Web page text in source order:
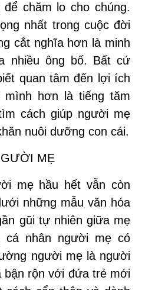
chăm lo cho chúng.
nhất trong cuộc đời
cắt nghĩa hơn là minh
nhiều ông bố. Bất cứ
quan tâm đến lợi ích
hơn là tiếng tăm
cách giúp người mẹ
nuôi dưỡng con cái.
MẸ
mẹ hầu hết vẫn còn
những mẫu văn hóa
gũi tự nhiên giữa mẹ
nhân người mẹ có
người mẹ là người
bận rộn với đứa trẻ mới